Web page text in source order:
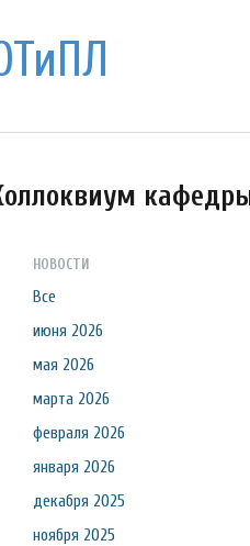
НОВОСТИ
Все
июня 2026
мая 2026
марта 2026
февраля 2026
января 2026
декабря 2025
ноября 2025